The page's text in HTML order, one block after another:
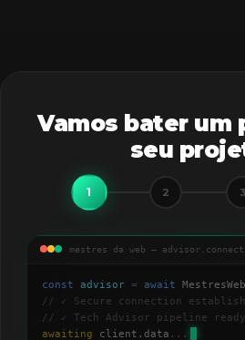
Vamos bater um
seu
1 2 3
mestres da web —
const advisor = await MestresWeb
// ✓ Secure connection
// ✓ Tech Advisor pipeline ready
awaiting
client.data ...